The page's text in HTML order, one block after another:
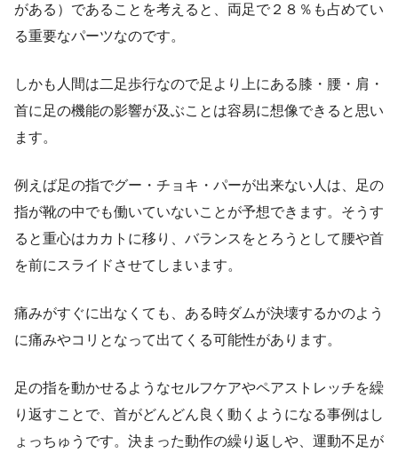
がある）であることを考えると、両足で２８％も占めてい
る重要なパーツなのです。
しかも人間は二足歩行なので足より上にある膝・腰・肩・
首に足の機能の影響が及ぶことは容易に想像できると思い
ます。
例えば足の指でグー・チョキ・パーが出来ない人は、足の
指が靴の中でも働いていないことが予想できます。そうす
ると重心はカカトに移り、バランスをとろうとして腰や首
を前にスライドさせてしまいます。
痛みがすぐに出なくても、ある時ダムが決壊するかのよう
に痛みやコリとなって出てくる可能性があります。
足の指を動かせるようなセルフケアやペアストレッチを繰
り返すことで、首がどんどん良く動くようになる事例はし
ょっちゅうです。決まった動作の繰り返しや、運動不足が